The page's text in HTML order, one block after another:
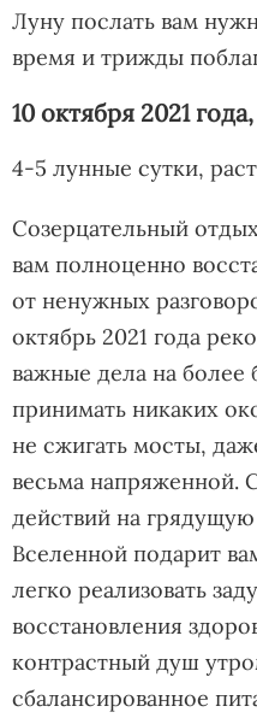
Луну послать вам
время и трижды
10 октября 2021
4-5 лунные сутки,
Созерцательный
вам полноценно
от ненужных
октябрь 2021 года
важные дела на более
принимать никаких
не сжигать мосты,
весьма напряженной.
действий на
Вселенной подарит
легко реализовать
восстановления
контрастный душ
сбалансированное